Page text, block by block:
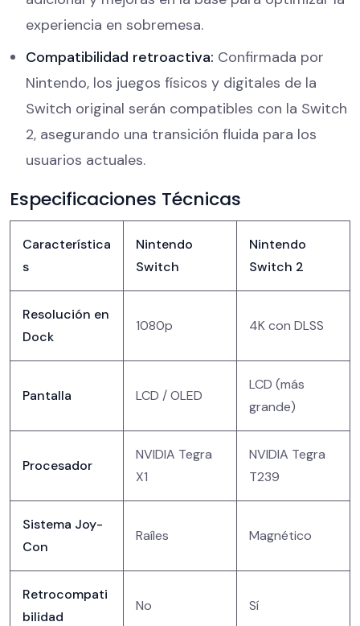
experiencia en sobremesa.
Compatibilidad retroactiva: Confirmada por
Nintendo, los juegos físicos y digitales de la
Switch original serán compatibles con la Switch
2, asegurando una transición fluida para los
usuarios actuales.
Especificaciones Técnicas
Característica
s
Nintendo
Switch
Nintendo
Switch 2
Resolución en
Dock
1080p 4K con DLSS
Pantalla LCD / OLED
LCD (más
grande)
Procesador
NVIDIA Tegra
X1
NVIDIA Tegra
T239
Sistema Joy-
Con
Raíles Magnético
Retrocompati
bilidad
No Sí